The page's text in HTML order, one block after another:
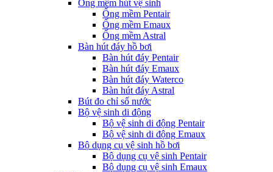
Ống mềm hút vệ sinh
Ống mềm Pentair
Ống mềm Emaux
Ống mềm Astral
Bàn hút đáy hồ bơi
Bàn hút đáy Pentair
Bàn hút đáy Emaux
Bàn hút đáy Waterco
Bàn hút đáy Astral
Bút đo chỉ số nước
Bộ vệ sinh di động
Bộ vệ sinh di động Pentair
Bộ vệ sinh di động Emaux
Bộ dụng cụ vệ sinh hồ bơi
Bộ dụng cụ vệ sinh Pentair
Bộ dụng cụ vệ sinh Emaux